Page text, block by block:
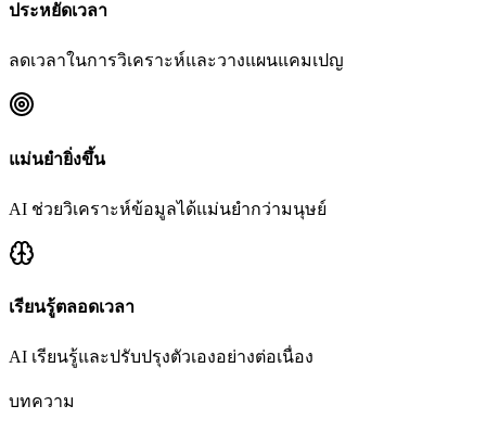
ประหยัดเวลา
ลดเวลาในการวิเคราะห์และวางแผนแคมเปญ
แม่นยำยิ่งขึ้น
AI ช่วยวิเคราะห์ข้อมูลได้แม่นยำกว่ามนุษย์
เรียนรู้ตลอดเวลา
AI เรียนรู้และปรับปรุงตัวเองอย่างต่อเนื่อง
บทความ